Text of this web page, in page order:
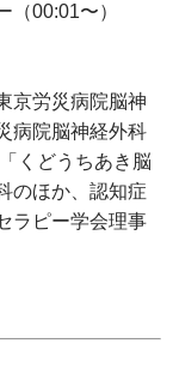
（00:01〜）
京労災病院脳神
病院脳神経外科
くどうちあき脳
のほか、認知症
ラピー学会理事